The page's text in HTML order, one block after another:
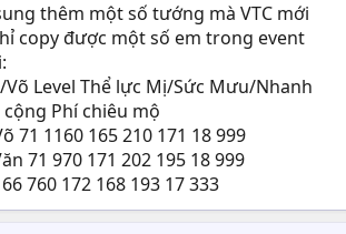
thêm một số tướng mà VTC mới
copy được một số em trong event
Level Thể lực Mị/Sức Mưu/Nhanh
Phí chiêu mộ
71 1160 165 210 171 18 999
71 970 171 202 195 18 999
760 172 168 193 17 333